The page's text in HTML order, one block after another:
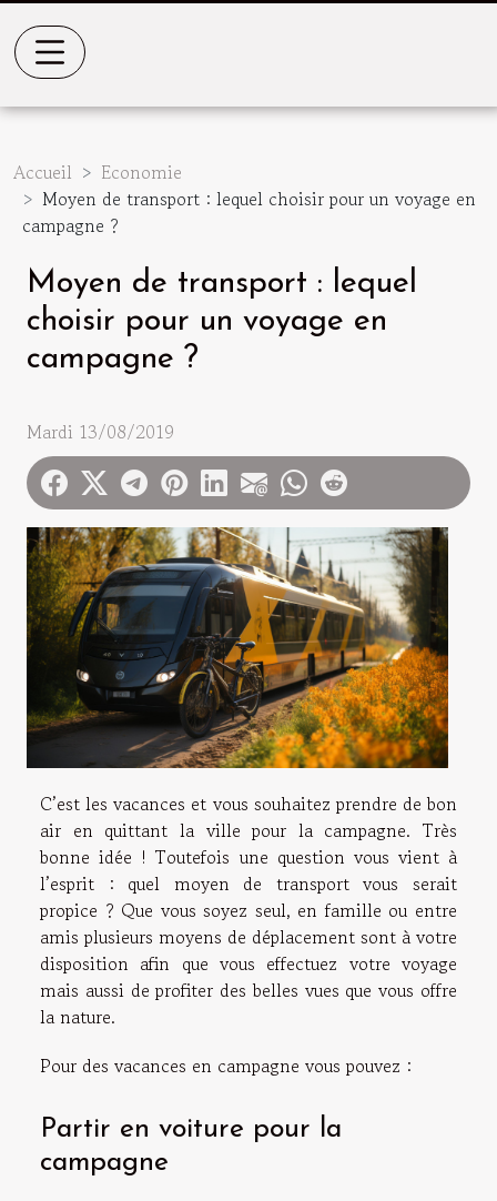
Accueil
Economie
Moyen de transport : lequel choisir pour un voyage en
campagne ?
Moyen de transport : lequel
choisir pour un voyage en
campagne ?
Mardi 13/08/2019
C’est les vacances et vous souhaitez prendre de bon
air en quittant la ville pour la campagne. Très
bonne idée ! Toutefois une question vous vient à
l’esprit : quel moyen de transport vous serait
propice ? Que vous soyez seul, en famille ou entre
amis plusieurs moyens de déplacement sont à votre
disposition afin que vous effectuez votre voyage
mais aussi de profiter des belles vues que vous offre
la nature.
Pour des vacances en campagne vous pouvez :
Partir en voiture pour la
campagne